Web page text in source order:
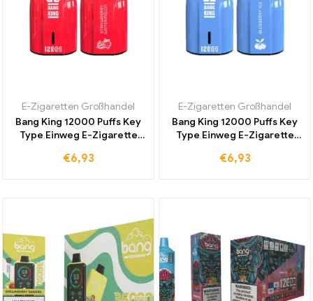
E-Zigaretten Großhandel
Bang King 12000 Puffs Key
Type Einweg E-Zigarette
Meistverkauft Duty-Free
€6,93
E-Zigaretten Großhandel
Bang King 12000 Puffs Key
Type Einweg E-Zigarette
ab Werk für langanhaltenden
€6,93